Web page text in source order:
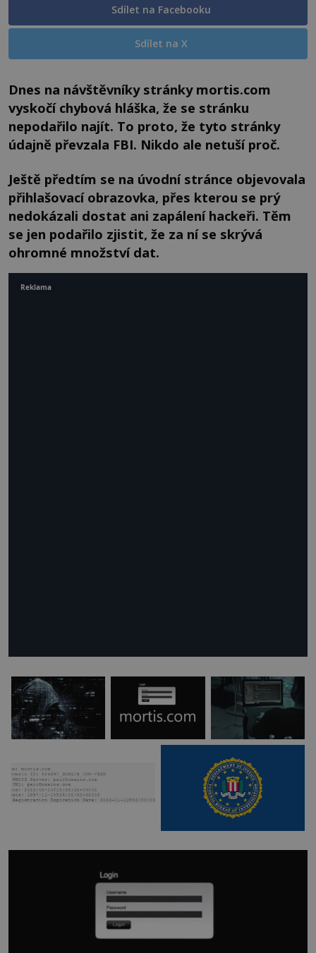
Sdílet na Facebooku
Sdílet na X
Dnes na návštěvníky stránky mortis.com
vyskočí chybová hláška, že se stránku
nepodařilo najít. To proto, že tyto stránky
údajně převzala FBI. Nikdo ale netuší proč.
Ještě předtím se na úvodní stránce objevovala
přihlašovací obrazovka, přes kterou se prý
nedokázali dostat ani zapálení hackeři. Těm
se jen podařilo zjistit, že za ní se skrývá
ohromné množství dat.
Reklama